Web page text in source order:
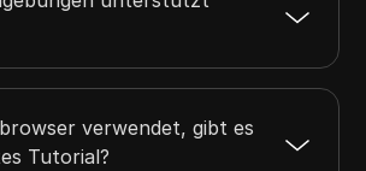
verwendet, gibt es
Tutorial?